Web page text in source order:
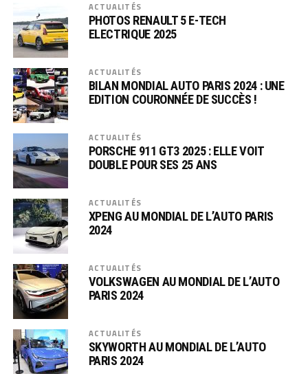
ACTUALITÉS
PHOTOS RENAULT 5 E-TECH
ELECTRIQUE 2025
ACTUALITÉS
BILAN MONDIAL AUTO PARIS 2024 : UNE
EDITION COURONNÉE DE SUCCÈS !
ACTUALITÉS
PORSCHE 911 GT3 2025 : ELLE VOIT
DOUBLE POUR SES 25 ANS
ACTUALITÉS
XPENG AU MONDIAL DE L’AUTO PARIS
2024
ACTUALITÉS
VOLKSWAGEN AU MONDIAL DE L’AUTO
PARIS 2024
ACTUALITÉS
SKYWORTH AU MONDIAL DE L’AUTO
PARIS 2024